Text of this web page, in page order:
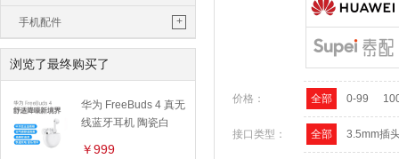
华为 MatePad Pro 2025款
手机配件
保护膜
保护壳 数据线
华为
苹果
三星
电脑办公
平板电脑
轻薄本
手机配件 +
移动电源
手机保护壳
苹果保护壳
浏览了最终购买了
华为 FreeBuds 4 真无
线蓝牙耳机 陶瓷白
￥999
价格： 全部 0-99
接口类型： 全部 3.5mm插